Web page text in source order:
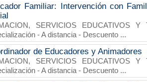
Familiar: Intervención con
SERVICIOS EDUCATIVOS Y
- A distancia - Descuento ...
de Educadores y Animadores
SERVICIOS EDUCATIVOS Y
- A distancia - Descuento ...